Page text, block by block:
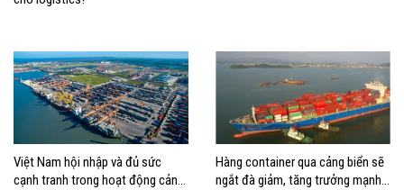
Việt Nam hội nhập và đủ sức
cạnh tranh trong hoạt động cảng
Hàng container qua cảng biển sẽ
ngắt đà giảm, tăng trưởng mạnh